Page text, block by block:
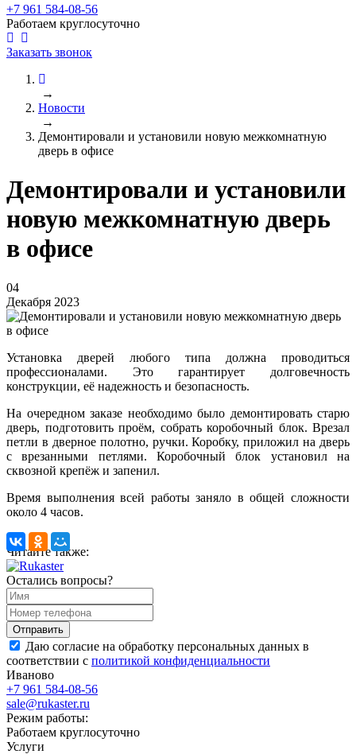
+7 961 584-08-56
Работаем круглосуточно
Заказать звонок
→
Новости
→
Демонтировали и установили новую межкомнатную
дверь в офисе
Демонтировали и установили
новую межкомнатную дверь
в офисе
04
Декабря 2023
Установка дверей любого типа должна проводиться
профессионалами. Это гарантирует долговечность
конструкции, её надежность и безопасность.
На очередном заказе необходимо было демонтировать старю
дверь, подготовить проём, собрать коробочный блок. Врезал
петли в дверное полотно, ручки. Коробку, приложил на дверь
с врезанными петлями. Коробочный блок установил на
сквозной крепёж и запенил.
Время выполнения всей работы заняло в общей сложности
около 4 часов.
Читайте также:
Остались вопросы?
Даю согласие на обработку персональных данных в
соответствии с политикой конфиденциальности
Иваново
+7 961 584-08-56
sale@rukaster.ru
Режим работы:
Работаем круглосуточно
Услуги